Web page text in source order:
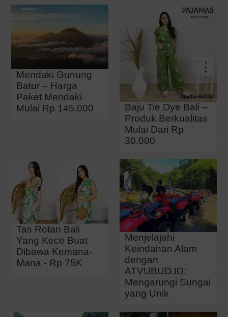
Mendaki Gunung
Batur – Harga
Paket Mendaki
Mulai Rp 145.000
Baju Tie Dye Bali –
Produk Berkualitas
Mulai Dari Rp
30.000
Tas Rotan Bali
Yang Kece Buat
Dibawa Kemana-
Mana - Rp 75K
Menjelajahi
Keindahan Alam
dengan
ATVUBUD.ID:
Mengarungi Sungai
yang Unik